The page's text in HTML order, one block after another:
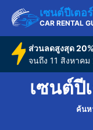
เซนต์ปีเตอ
CAR RENTAL
ส่วนลดสูงสุด
จนถึง 11 สิงหาค
เซนต์ปี
ค้นห